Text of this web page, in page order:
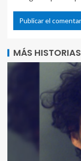
MÁS HISTORIAS